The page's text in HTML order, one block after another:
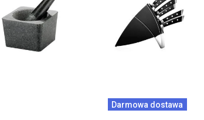
Darmowa dostawa